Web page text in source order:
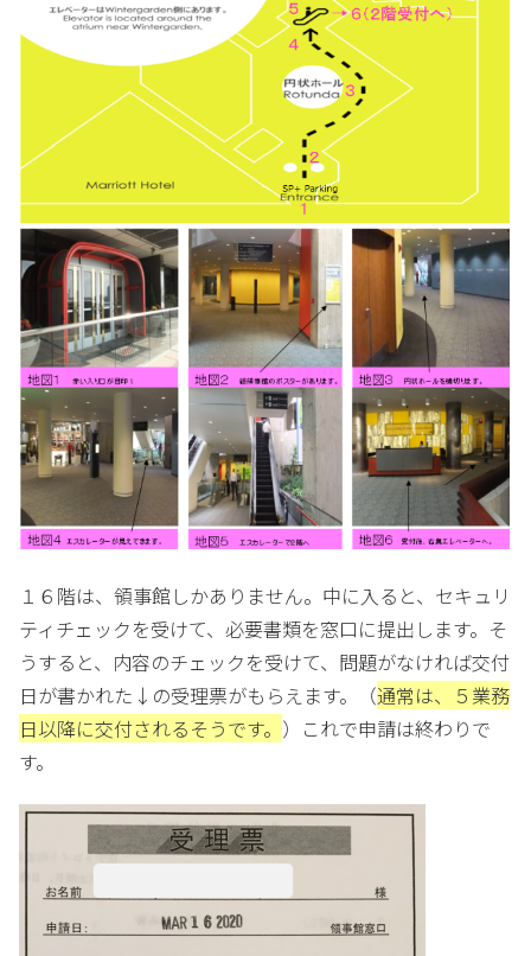
１６階は、領事館しかありません。中に入ると、セキュリ
ティチェックを受けて、必要書類を窓口に提出します。そ
うすると、内容のチェックを受けて、問題がなければ交付
日が書かれた↓の受理票がもらえます。（通常は、５業務
日以降に交付されるそうです。 ）これで申請は終わりで
す。